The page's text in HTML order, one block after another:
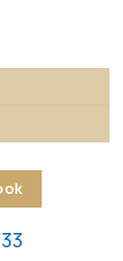
Phòng Bếp số